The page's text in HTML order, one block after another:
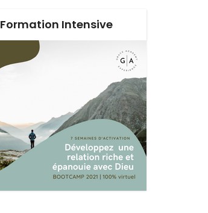
Formation Intensive